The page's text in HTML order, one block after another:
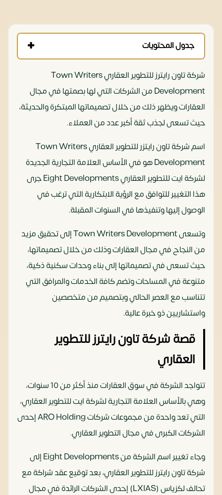
جدول المحتويات
شركة تاون رايترز للتطوير العقاري Town Writers
Development من الشركات التي لها بصمتها في مجال
العقارات ويظهر ذلك من خلال تصميماتها المبتكرة والحديثة،
حيث تسعى لجذب ثقة أكبر عدد من العملاء.
اسم شركة تاون رايتزر للتطوير العقاري Town Writers
Development هو في الأساس العلامة التجارية الجديدة
لشركة ايت للتطوير العقاري Eight Developments جرى
هذا التغيير للتوافق مع الرؤية الابتكارية التي ترغب في
الوصول إليها وتنفيذها في السنوات المقبلة.
وتسعى Town Writers Development إلى تحقيق مزيد
من النجاح في مجال العقارات وذلك من خلال تصميماتها،
حيث تسعى في تصميماتها إلى بناء وحدات سكنية ذكية،
متنوعة في المساحات وتضم كافة الخدمات والمرافق التي
تتناسب مع العصر الحالي وبتصميم من متخصصين
واستشاريين ذو خبرة عالية.
قصة شركة تاون رايترز للتطوير
العقاري
تتواجد الشركة في سوق العقارات منذ أكثر من 10 سنوات،
وهي بالأساس العلامة التجارية لشركة ايت للتطوير العقاري،
التي تعد واحدة من مجموعات شركات ARO Holding إحدى
الشركات الكبرى في مجال التطوير العقاري.
وجاء تغيير اسم الشركة من Eight Developments إلى
شركة تاون رايترز للتطوير العقاري، بعد توقيع عقد شراكة مع
تحالف لكزياس (LXIAS) إحدى الشركات الرائدة في مجال